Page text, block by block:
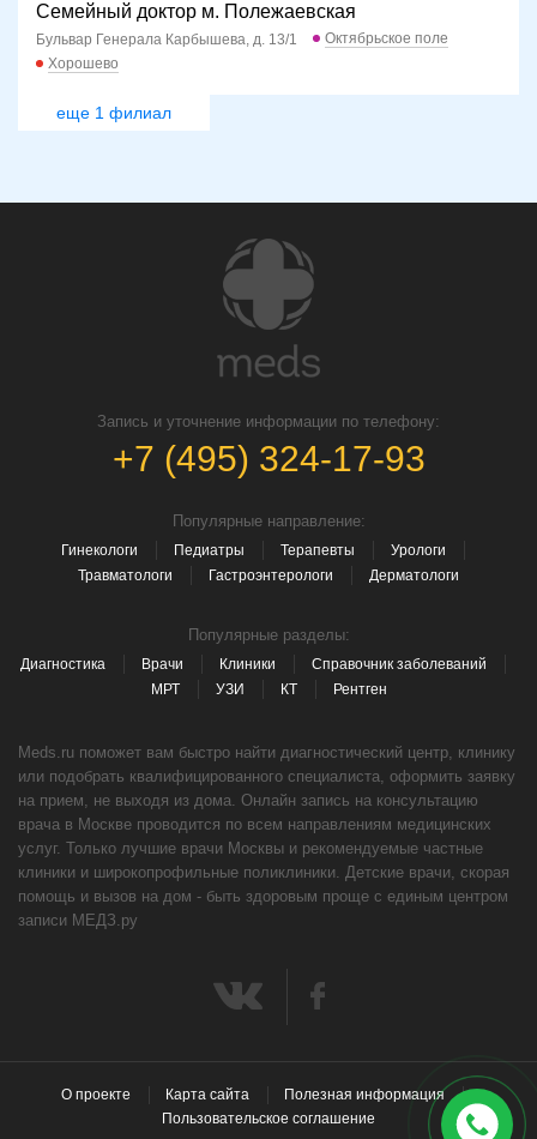
Семейный доктор м. Полежаевская
Бульвар Генерала Карбышева, д. 13/1
Октябрьское поле
Хорошево
еще 1 филиал
Запись и уточнение информации по телефону:
+7 (495) 324-17-93
Популярные направление:
Гинекологи Педиатры Терапевты
Урологи
Травматологи
Гастроэнтерологи Дерматологи
Популярные разделы:
Диагностика Врачи Клиники
Справочник заболеваний
МРТ
УЗИ КТ Рентген
Meds.ru поможет вам быстро найти диагностический центр, клинику
или подобрать квалифицированного специалиста, оформить заявку
на прием, не выходя из дома. Онлайн запись на консультацию
врача в Москве проводится по всем направлениям медицинских
услуг. Только лучшие врачи Москвы и рекомендуемые частные
клиники и широкопрофильные поликлиники. Детские врачи, скорая
помощь и вызов на дом - быть здоровым проще с единым центром
записи МЕДЗ.ру
О проекте Карта сайта
Полезная информация
Пользовательское соглашение